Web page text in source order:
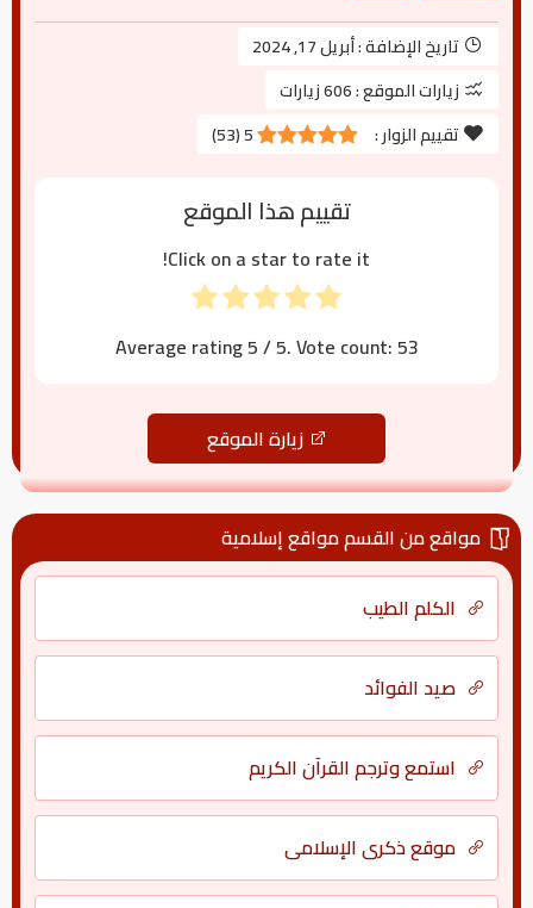
تاريخ الإضافة :أبريل 17, 2024
زيارات الموقع :606 زيارات
تقييم الزوار :
5
(
53
)
تقييم هذا الموقع
Click on a star to rate it!
Average rating5/ 5. Vote count:53
زيارة الموقع
مواقع من القسم مواقع إسلامية
الكلم الطيب
صيد الفوائد
استمع وترجم القرآن الكريم
موقع ذكرى الإسلامي